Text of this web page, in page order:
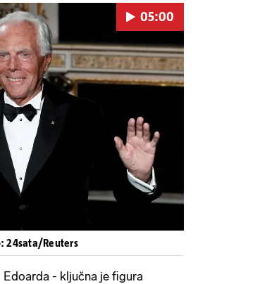
videa...
05:00
24sata/Reuters
- ključna je figura